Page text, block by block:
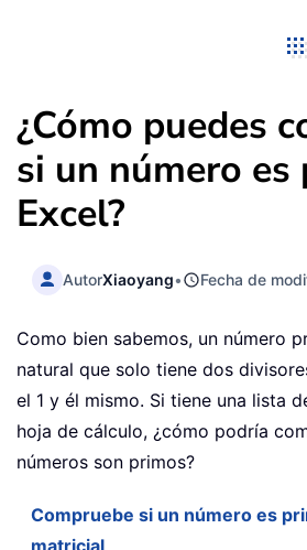
¿Cómo puedes
si un número es
Excel?
AutorXiaoyang• Fecha de
Como bien sabemos, un número
natural que solo tiene dos
el 1 y él mismo. Si tiene una lista
hoja de cálculo, ¿cómo podría
números son primos?
Compruebe si un número es